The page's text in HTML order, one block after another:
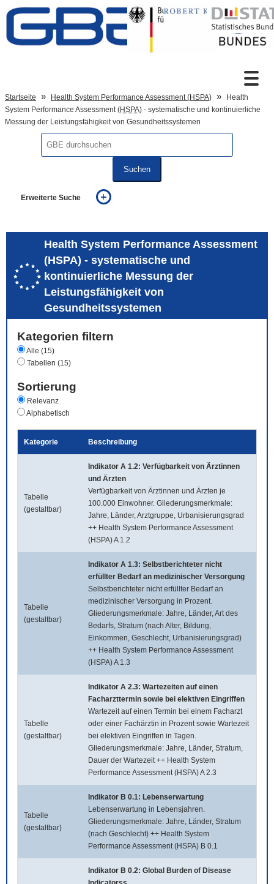
Zum Inhalt
Sprachumschaltung
Startseite Health System Performance Assessment (HSPA)
Health
System Performance Assessment (HSPA) - systematische und kontinuierliche
Messung der Leistungsfähigkeit von Gesundheitssystemen
Suchen
Erweiterte Suche
auch in allen Texten suchen (Volltextsuche)
auch Synonyme einbeziehen
auch ähnlich geschriebenes einbeziehen
Health System Performance Assessment
(HSPA) - systematische und
kontinuierliche Messung der
Leistungsfähigkeit von
Gesundheitssystemen
Kategorien filtern
Alle (15)
Tabellen (15)
Sortierung
Relevanz
Alphabetisch
Kategorie Beschreibung
Tabelle
(gestaltbar)
Indikator A 1.2: Verfügbarkeit von Ärztinnen
und Ärzten
Verfügbarkeit von Ärztinnen und Ärzten je
100.000 Einwohner. Gliederungsmerkmale:
Jahre, Länder, Arztgruppe, Urbanisierungsgrad
++ Health System Performance Assessment
(HSPA) A 1.2
Tabelle
(gestaltbar)
Indikator A 1.3: Selbstberichteter nicht
erfüllter Bedarf an medizinischer Versorgung
Selbstberichteter nicht erfüllter Bedarf an
medizinischer Versorgung in Prozent.
Gliederungsmerkmale: Jahre, Länder, Art des
Bedarfs, Stratum (nach Alter, Bildung,
Einkommen, Geschlecht, Urbanisierungsgrad)
++ Health System Performance Assessment
(HSPA) A 1.3
Tabelle
(gestaltbar)
Indikator A 2.3: Wartezeiten auf einen
Facharzttermin sowie bei elektiven Eingriffen
Wartezeit auf einen Termin bei einem Facharzt
oder einer Fachärztin in Prozent sowie Wartezeit
bei elektiven Eingriffen in Tagen.
Gliederungsmerkmale: Jahre, Länder, Stratum,
Dauer der Wartezeit ++ Health System
Performance Assessment (HSPA) A 2.3
Tabelle
(gestaltbar)
Indikator B 0.1: Lebenserwartung
Lebenserwartung in Lebensjahren.
Gliederungsmerkmale: Jahre, Länder, Stratum
(nach Geschlecht) ++ Health System
Performance Assessment (HSPA) B 0.1
Indikator B 0.2: Global Burden of Disease